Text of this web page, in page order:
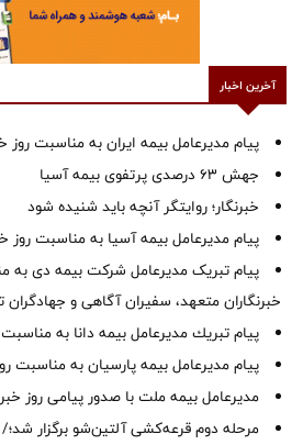
آخرین اخبار
پیام مدیرعامل بیمه ایران به مناسبت روز
جهش ۶۳ درصدی پرتفوی بیمه آسیا
خبرنگار؛ روایتگر آنچه باید شنیده شود
پیام مدیرعامل بیمه آسیا به مناسبت روز
پیام تبریک مدیرعامل شرکت بیمه دی به
خبرنگاران متعهد، سفیران آگاهی و
پیام ‌تبریك‌ مدیرعامل بیمه دانا به مناسبت
پیام مدیرعامل بیمه پارسیان به مناسبت
مدیرعامل بیمه ملت با صدور پیامی روز
مرحله دوم قرعه‌کشی آلتین‌شو برگزار